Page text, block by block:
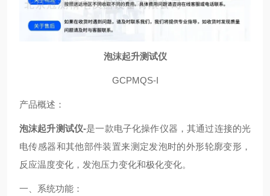
泡沫起升测试仪
GCPMQS-I
产品概述：
泡沫起升测试仪-是一款电子化操作仪器，其通过连接的光
电传感器和其他部件装置来测定发泡时的外形轮廓变形，
反应温度变化，发泡压力变化和极化变化。
一、系统功能：